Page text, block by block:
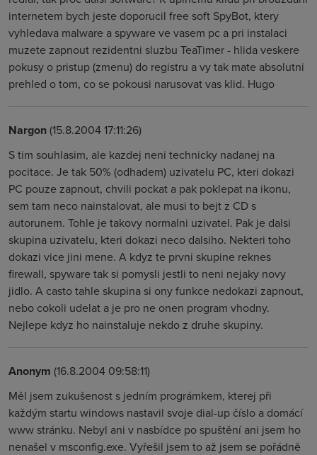
internetem bych jeste doporucil free soft SpyBot, ktery
vyhledava malware a spyware ve vasem pc a pri instalaci
muzete zapnout rezidentni sluzbu TeaTimer - hlida veskere
pokusy o pristup (zmenu) do registru a vy tak mate absolutni
prehled o tom, co se pokousi narusovat vas klid. Hugo
Nargon(15.8.2004 17:11:26)
S tim souhlasim, ale kazdej neni technicky nadanej na
pocitace. Je tak 50% (odhadem) uzivatelu PC, kteri dokazi
PC pouze zapnout, chvili pockat a pak poklepat na ikonu,
sem tam neco nainstalovat, ale musi to bejt z CD s
autorunem. Tohle je takovy normalni uzivatel. Pak je dalsi
skupina uzivatelu, kteri dokazi neco dalsiho. Nekteri toho
dokazi vice jini mene. A kdyz te prvni skupine reknes
firewall, spyware tak si pomysli jestli to neni nejaky novy
jidlo. A casto tahle skupina si ony funkce nedokazi zapnout,
nebo cokoli udelat a je pro ne onen program vhodny.
Nejlepe kdyz ho nainstaluje nekdo z druhe skupiny.
Anonym (16.8.2004 09:58:11)
Měl jsem zukušenost s jedním prográmkem, kterej při
každým startu windows nastavil svoje dial-up číslo a domácí
www stránku. Nebyl ani v nasbídce po spuštění ani jsem ho
nenašel v msconfig.exe. Vyřešil jsem to až jsem se pořádně